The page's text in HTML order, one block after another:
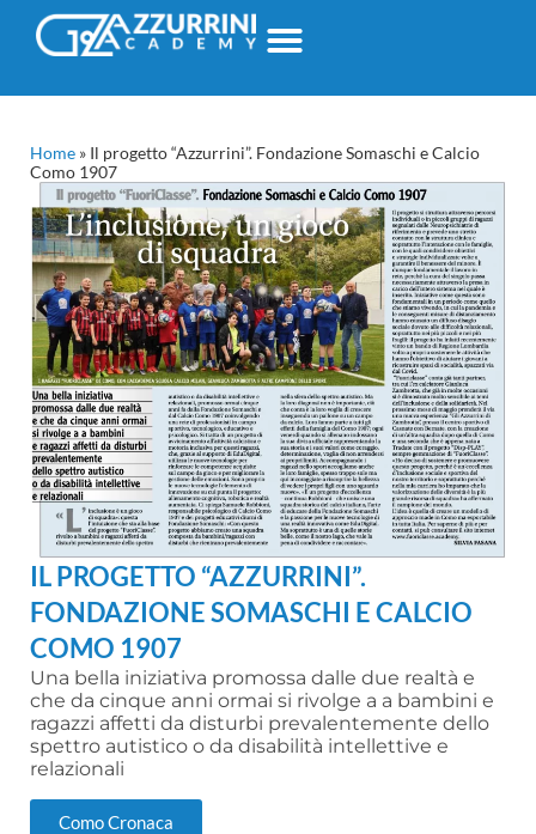
Home » Il progetto “Azzurrini”. Fondazione Somaschi e Calcio
Como 1907
IL PROGETTO “AZZURRINI”.
FONDAZIONE SOMASCHI E CALCIO
COMO 1907
Una bella iniziativa promossa dalle due realtà e
che da cinque anni ormai si rivolge a a bambini e
ragazzi affetti da disturbi prevalentemente dello
spettro autistico o da disabilità intellettive e
relazionali
Como Cronaca